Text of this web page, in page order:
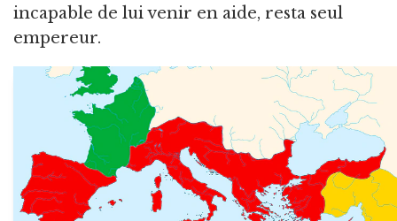
incapable de lui venir en aide, resta seul
empereur.